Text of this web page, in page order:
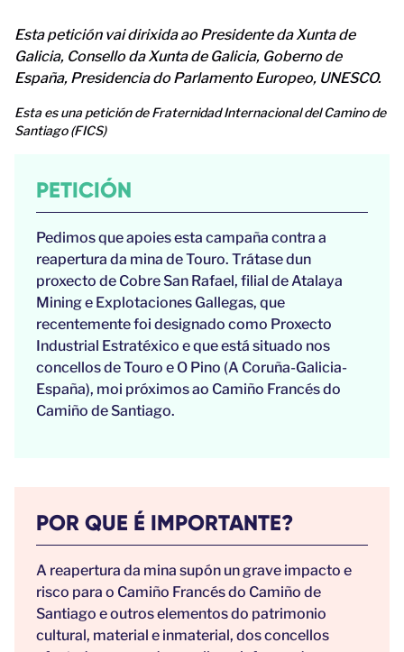
Esta petición vai dirixida ao Presidente da Xunta de
Galicia, Consello da Xunta de Galicia, Goberno de
España, Presidencia do Parlamento Europeo, UNESCO.
Esta es una petición de Fraternidad Internacional del Camino de
Santiago (FICS)
PETICIÓN
Pedimos que apoies esta campaña contra a
reapertura da mina de Touro. Trátase dun
proxecto de Cobre San Rafael, filial de Atalaya
Mining e Explotaciones Gallegas, que
recentemente foi designado como Proxecto
Industrial Estratéxico e que está situado nos
concellos de Touro e O Pino (A Coruña-Galicia-
España), moi próximos ao Camiño Francés do
Camiño de Santiago.
POR QUE É IMPORTANTE?
A reapertura da mina supón un grave impacto e
risco para o Camiño Francés do Camiño de
Santiago e outros elementos do patrimonio
cultural, material e inmaterial, dos concellos